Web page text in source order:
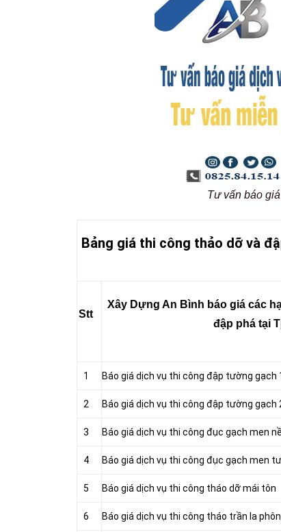
Tư vấn báo
Bảng giá thi công thảo dỡ và
Stt
Xây Dựng An Bình báo giá các
đập phá tại
1 Báo giá dịch vụ thi công đập tường gạch
2 Báo giá dịch vụ thi công đập tường gạch
3 Báo giá dịch vụ thi công đục gạch men
4 Báo giá dịch vụ thi công đục gạch men
5 Báo giá dịch vụ thi công tháo dỡ mái tôn
6 Báo giá dịch vụ thi công tháo trần la